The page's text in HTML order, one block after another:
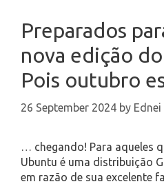
Preparados
nova edição
Pois outubro
26 September 2024 by Ednei
… chegando! Para aqueles
Ubuntu é uma distribuição
em razão de sua excelente